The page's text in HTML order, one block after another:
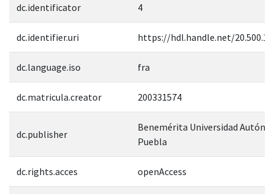
dc.identificator 4
dc.identifier.uri https://hdl.handle.net/
dc.language.iso fra
dc.matricula.creator 200331574
dc.publisher
Benemérita Universidad
Puebla
dc.rights.acces openAccess